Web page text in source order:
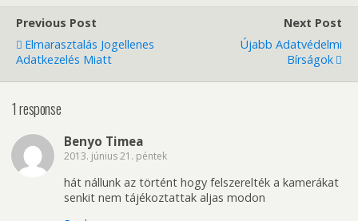
Previous Post
Elmarasztalás Jogellenes
Adatkezelés Miatt
Next Post
Újabb Adatvédelmi
Bírságok
1 response
Benyo Timea
2013. június 21. péntek
hát nállunk az történt hogy felszerelték a kamerákat
senkit nem tájékoztattak aljas modon